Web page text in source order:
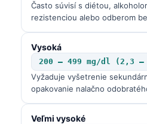
Často súvisí s diétou,
rezistenciou alebo odberom
Vysoká
200 – 499 mg/dl (2,3
Vyžaduje vyšetrenie
opakovanie nalačno
Veľmi vysoké